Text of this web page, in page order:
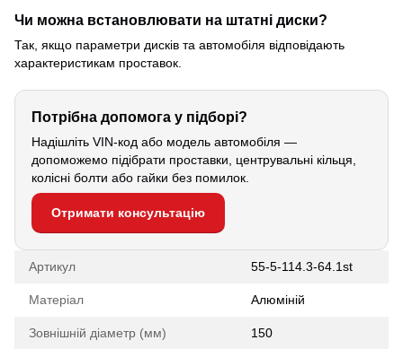
Чи можна встановлювати на штатні диски?
Так, якщо параметри дисків та автомобіля відповідають
характеристикам проставок.
Потрібна допомога у підборі?
Надішліть VIN-код або модель автомобіля —
допоможемо підібрати проставки, центрувальні кільця,
колісні болти або гайки без помилок.
Отримати консультацію
Артикул 55-5-114.3-64.1st
Матеріал Алюміній
Зовнішній діаметр (мм) 150